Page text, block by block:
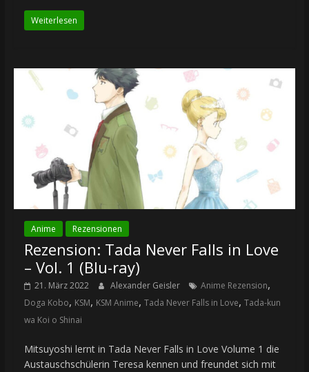
Weiterlesen
Anime Rezensionen
Rezension: Tada Never Falls in Love
– Vol. 1 (Blu-ray)
21. März 2022 Alexander Geisler Anime Rezension,
Doga Kobo, KSM, KSM Anime, Tada Never Falls in Love, Tada-kun
wa Koi o Shinai
Mitsuyoshi lernt in Tada Never Falls in Love Volume 1 die
Austauschschülerin Teresa kennen und freundet sich mit